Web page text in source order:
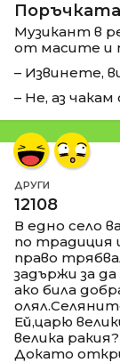
Поръчката
Музикант в
от масите и
– Извинете,
– Не, аз чакам
ДРУГИ
12108
В едно село
по традиция
право
задържи за да
ако била
Ей,царю
велика
Докато